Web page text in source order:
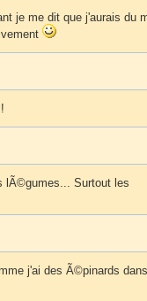
je me dit que j'aurais du
lÃ©gumes... Surtout les
j'ai des Ã©pinards